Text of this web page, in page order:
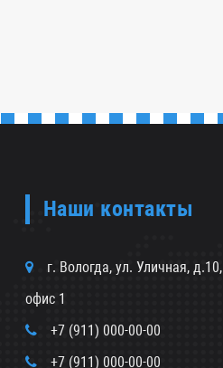
Наши контакты
г. Вологда, ул. Уличная, д.10,
офис 1
+7 (911) 000-00-00
+7 (911) 000-00-00